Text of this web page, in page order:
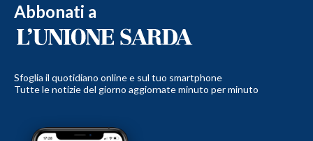
Abbonati a
Sfoglia il quotidiano online e sul tuo smartphone
Tutte le notizie del giorno aggiornate minuto per minuto